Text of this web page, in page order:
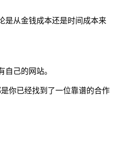
是从金钱成本还是时间成本来
己的网站。
你已经找到了一位靠谱的合作